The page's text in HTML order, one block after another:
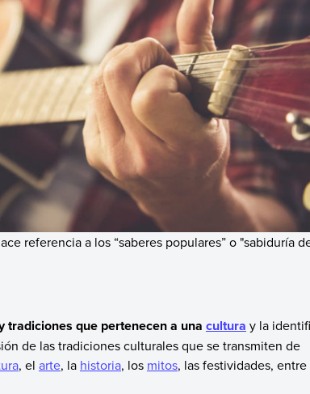
referencia a los “saberes populares” o "sabiduría
tradiciones que pertenecen a una cultura y la
de las tradiciones culturales que se transmiten de
, el arte, la historia, los mitos, las festividades, entre